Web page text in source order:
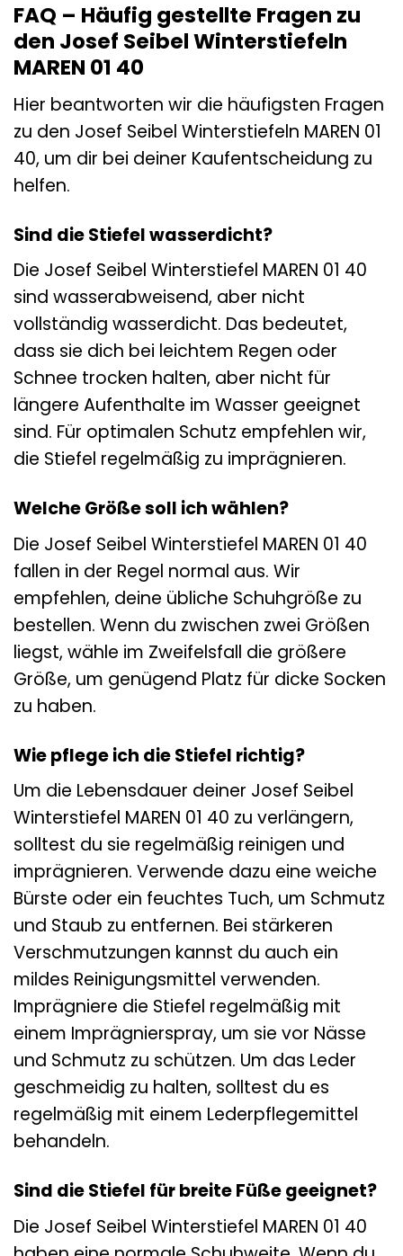
FAQ – Häufig gestellte Fragen zu
den Josef Seibel Winterstiefeln
MAREN 01 40
Hier beantworten wir die häufigsten Fragen
zu den Josef Seibel Winterstiefeln MAREN 01
40, um dir bei deiner Kaufentscheidung zu
helfen.
Sind die Stiefel wasserdicht?
Die Josef Seibel Winterstiefel MAREN 01 40
sind wasserabweisend, aber nicht
vollständig wasserdicht. Das bedeutet,
dass sie dich bei leichtem Regen oder
Schnee trocken halten, aber nicht für
längere Aufenthalte im Wasser geeignet
sind. Für optimalen Schutz empfehlen wir,
die Stiefel regelmäßig zu imprägnieren.
Welche Größe soll ich wählen?
Die Josef Seibel Winterstiefel MAREN 01 40
fallen in der Regel normal aus. Wir
empfehlen, deine übliche Schuhgröße zu
bestellen. Wenn du zwischen zwei Größen
liegst, wähle im Zweifelsfall die größere
Größe, um genügend Platz für dicke Socken
zu haben.
Wie pflege ich die Stiefel richtig?
Um die Lebensdauer deiner Josef Seibel
Winterstiefel MAREN 01 40 zu verlängern,
solltest du sie regelmäßig reinigen und
imprägnieren. Verwende dazu eine weiche
Bürste oder ein feuchtes Tuch, um Schmutz
und Staub zu entfernen. Bei stärkeren
Verschmutzungen kannst du auch ein
mildes Reinigungsmittel verwenden.
Imprägniere die Stiefel regelmäßig mit
einem Imprägnierspray, um sie vor Nässe
und Schmutz zu schützen. Um das Leder
geschmeidig zu halten, solltest du es
regelmäßig mit einem Lederpflegemittel
behandeln.
Sind die Stiefel für breite Füße geeignet?
Die Josef Seibel Winterstiefel MAREN 01 40